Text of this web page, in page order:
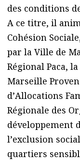
des conditions
A ce titre, il
Cohésion
par la Ville de
Régional Paca,
Marseille
dʼAllocations
Régionale des
développement
lʼexclusion
quartiers